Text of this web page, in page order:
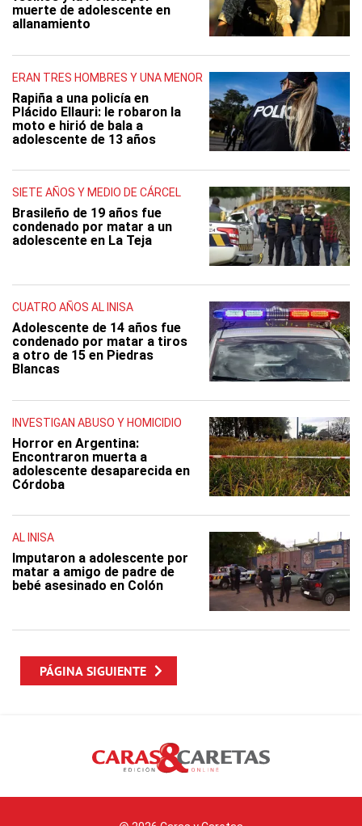
muerte de adolescente en
allanamiento
ERAN TRES HOMBRES Y UNA MENOR
Rapiña a una policía en
Plácido Ellauri: le robaron la
moto e hirió de bala a
adolescente de 13 años
SIETE AÑOS Y MEDIO DE CÁRCEL
Brasileño de 19 años fue
condenado por matar a un
adolescente en La Teja
CUATRO AÑOS AL INISA
Adolescente de 14 años fue
condenado por matar a tiros
a otro de 15 en Piedras
Blancas
INVESTIGAN ABUSO Y HOMICIDIO
Horror en Argentina:
Encontraron muerta a
adolescente desaparecida en
Córdoba
AL INISA
Imputaron a adolescente por
matar a amigo de padre de
bebé asesinado en Colón
PÁGINA SIGUIENTE